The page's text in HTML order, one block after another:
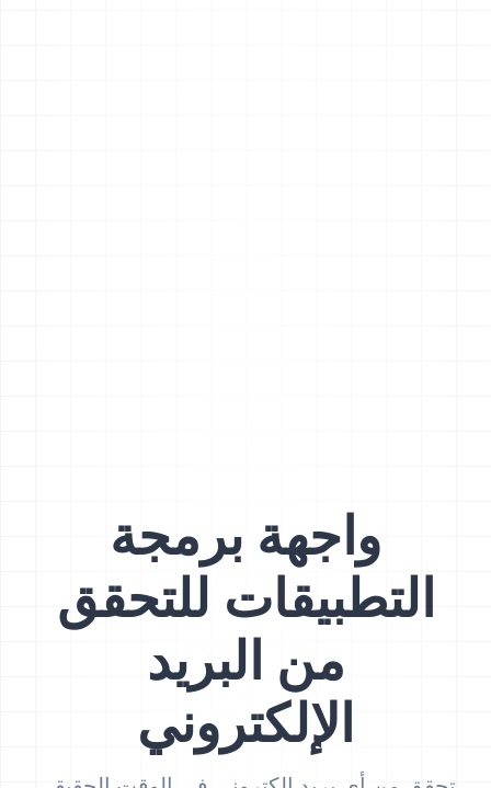
واجهة برمجة
التطبيقات للتحقق
من البريد
الإلكتروني